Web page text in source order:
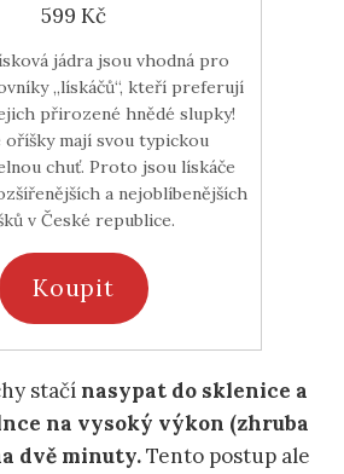
599 Kč
jádra jsou vhodná pro
„lískáčů“, kteří preferují
přirozené hnědé slupky!
oříšky mají svou typickou
chuť. Proto jsou lískáče
a nejoblíbenějších
v České republice.
Koupit
stačínasypat do sklenice a
na vysoký výkon (zhruba
dvě minuty.Tento postup ale